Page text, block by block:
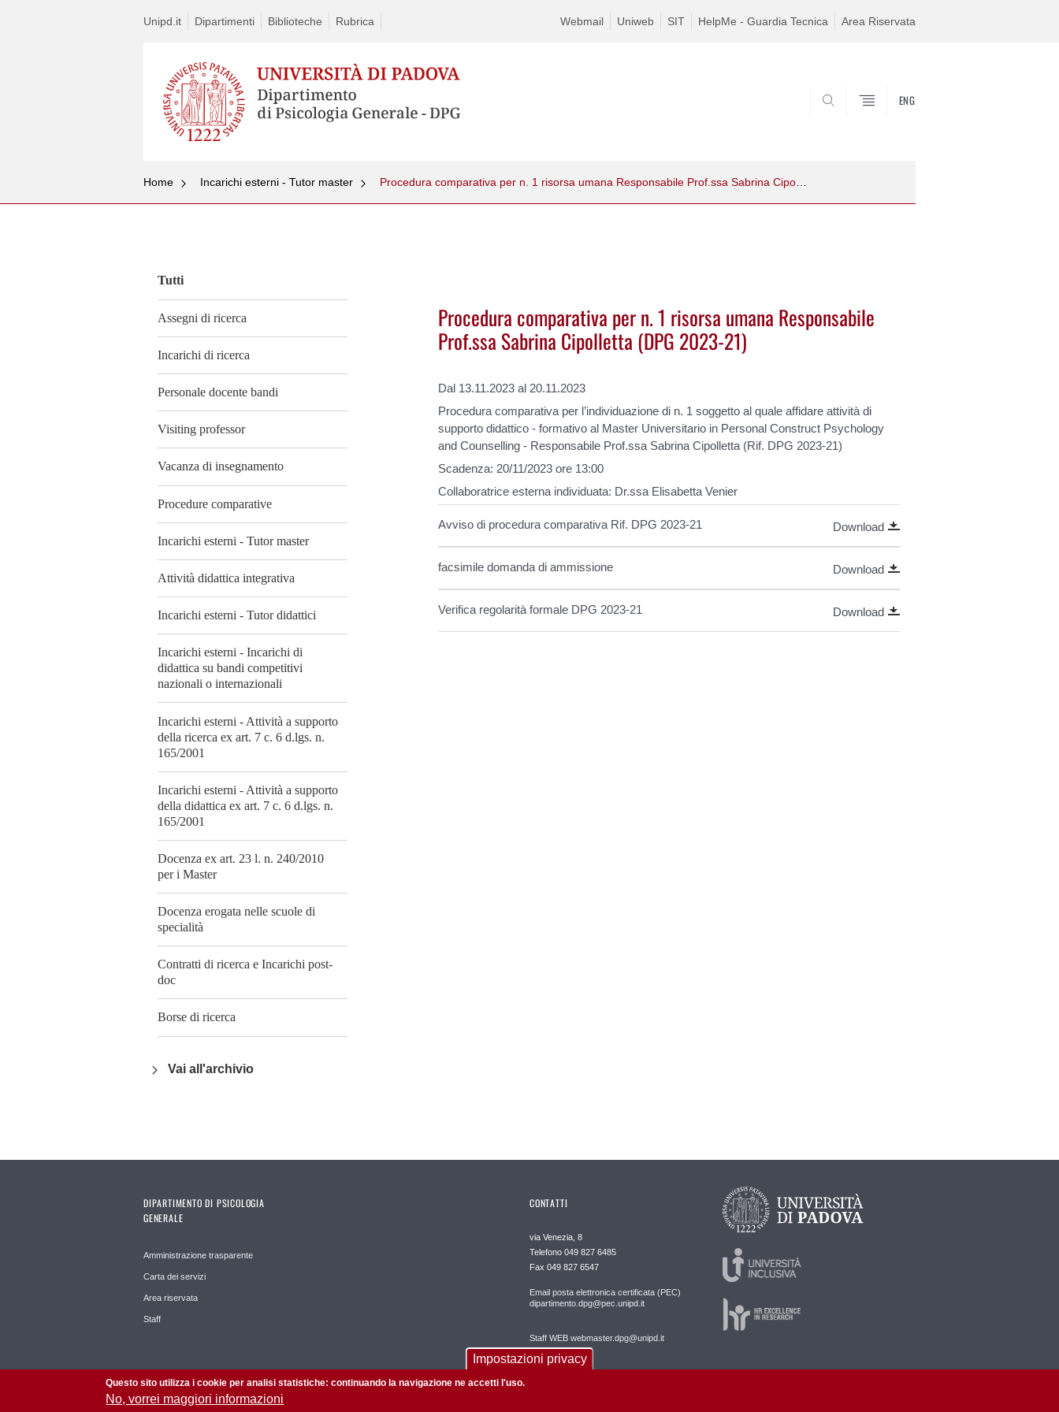
Unipd.it Dipartimenti Biblioteche Rubrica Webmail Uniweb SIT HelpMe - Guardia Tecnica Area Riservata
ENG
Home Incarichi esterni - Tutor master Procedura comparativa per n. 1 risorsa umana Responsabile Prof.ssa Sabrina Cipolletta (DPG 2023-21)
Tutti
Assegni di ricerca
Incarichi di ricerca
Personale docente bandi
Visiting professor
Vacanza di insegnamento
Procedure comparative
Incarichi esterni - Tutor master
Attività didattica integrativa
Incarichi esterni - Tutor didattici
Incarichi esterni - Incarichi di
didattica su bandi competitivi
nazionali o internazionali
Incarichi esterni - Attività a supporto
della ricerca ex art. 7 c. 6 d.lgs. n.
165/2001
Incarichi esterni - Attività a supporto
della didattica ex art. 7 c. 6 d.lgs. n.
165/2001
Docenza ex art. 23 l. n. 240/2010
per i Master
Docenza erogata nelle scuole di
specialità
Contratti di ricerca e Incarichi post-
doc
Borse di ricerca
Vai all'archivio
Procedura comparativa per n. 1 risorsa umana Responsabile
Prof.ssa Sabrina Cipolletta (DPG 2023-21)
Dal 13.11.2023 al 20.11.2023
Procedura comparativa per l’individuazione di n. 1 soggetto al quale affidare attività di
supporto didattico - formativo al Master Universitario in Personal Construct Psychology
and Counselling - Responsabile Prof.ssa Sabrina Cipolletta (Rif. DPG 2023-21)
Scadenza: 20/11/2023 ore 13:00
Collaboratrice esterna individuata: Dr.ssa Elisabetta Venier
Avviso di procedura comparativa Rif. DPG 2023-21 Download
facsimile domanda di ammissione Download
Verifica regolarità formale DPG 2023-21 Download
DIPARTIMENTO DI PSICOLOGIA
GENERALE
Amministrazione trasparente
Carta dei servizi
Area riservata
Staff
CONTATTI
via Venezia, 8
Telefono 049 827 6485
Fax 049 827 6547
Email posta elettronica certificata (PEC)
dipartimento.dpg@pec.unipd.it
Staff WEB webmaster.dpg@unipd.it
Impostazioni privacy
Questo sito utilizza i cookie per analisi statistiche: continuando la navigazione ne accetti l'uso.
No, vorrei maggiori informazioni